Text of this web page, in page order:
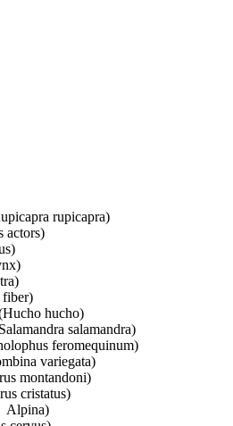
rupicapra)
actors)
fiber)
hucho)
salamandra)
feromequinum)
variegata)
montandoni)
cristatus)
Alpina)